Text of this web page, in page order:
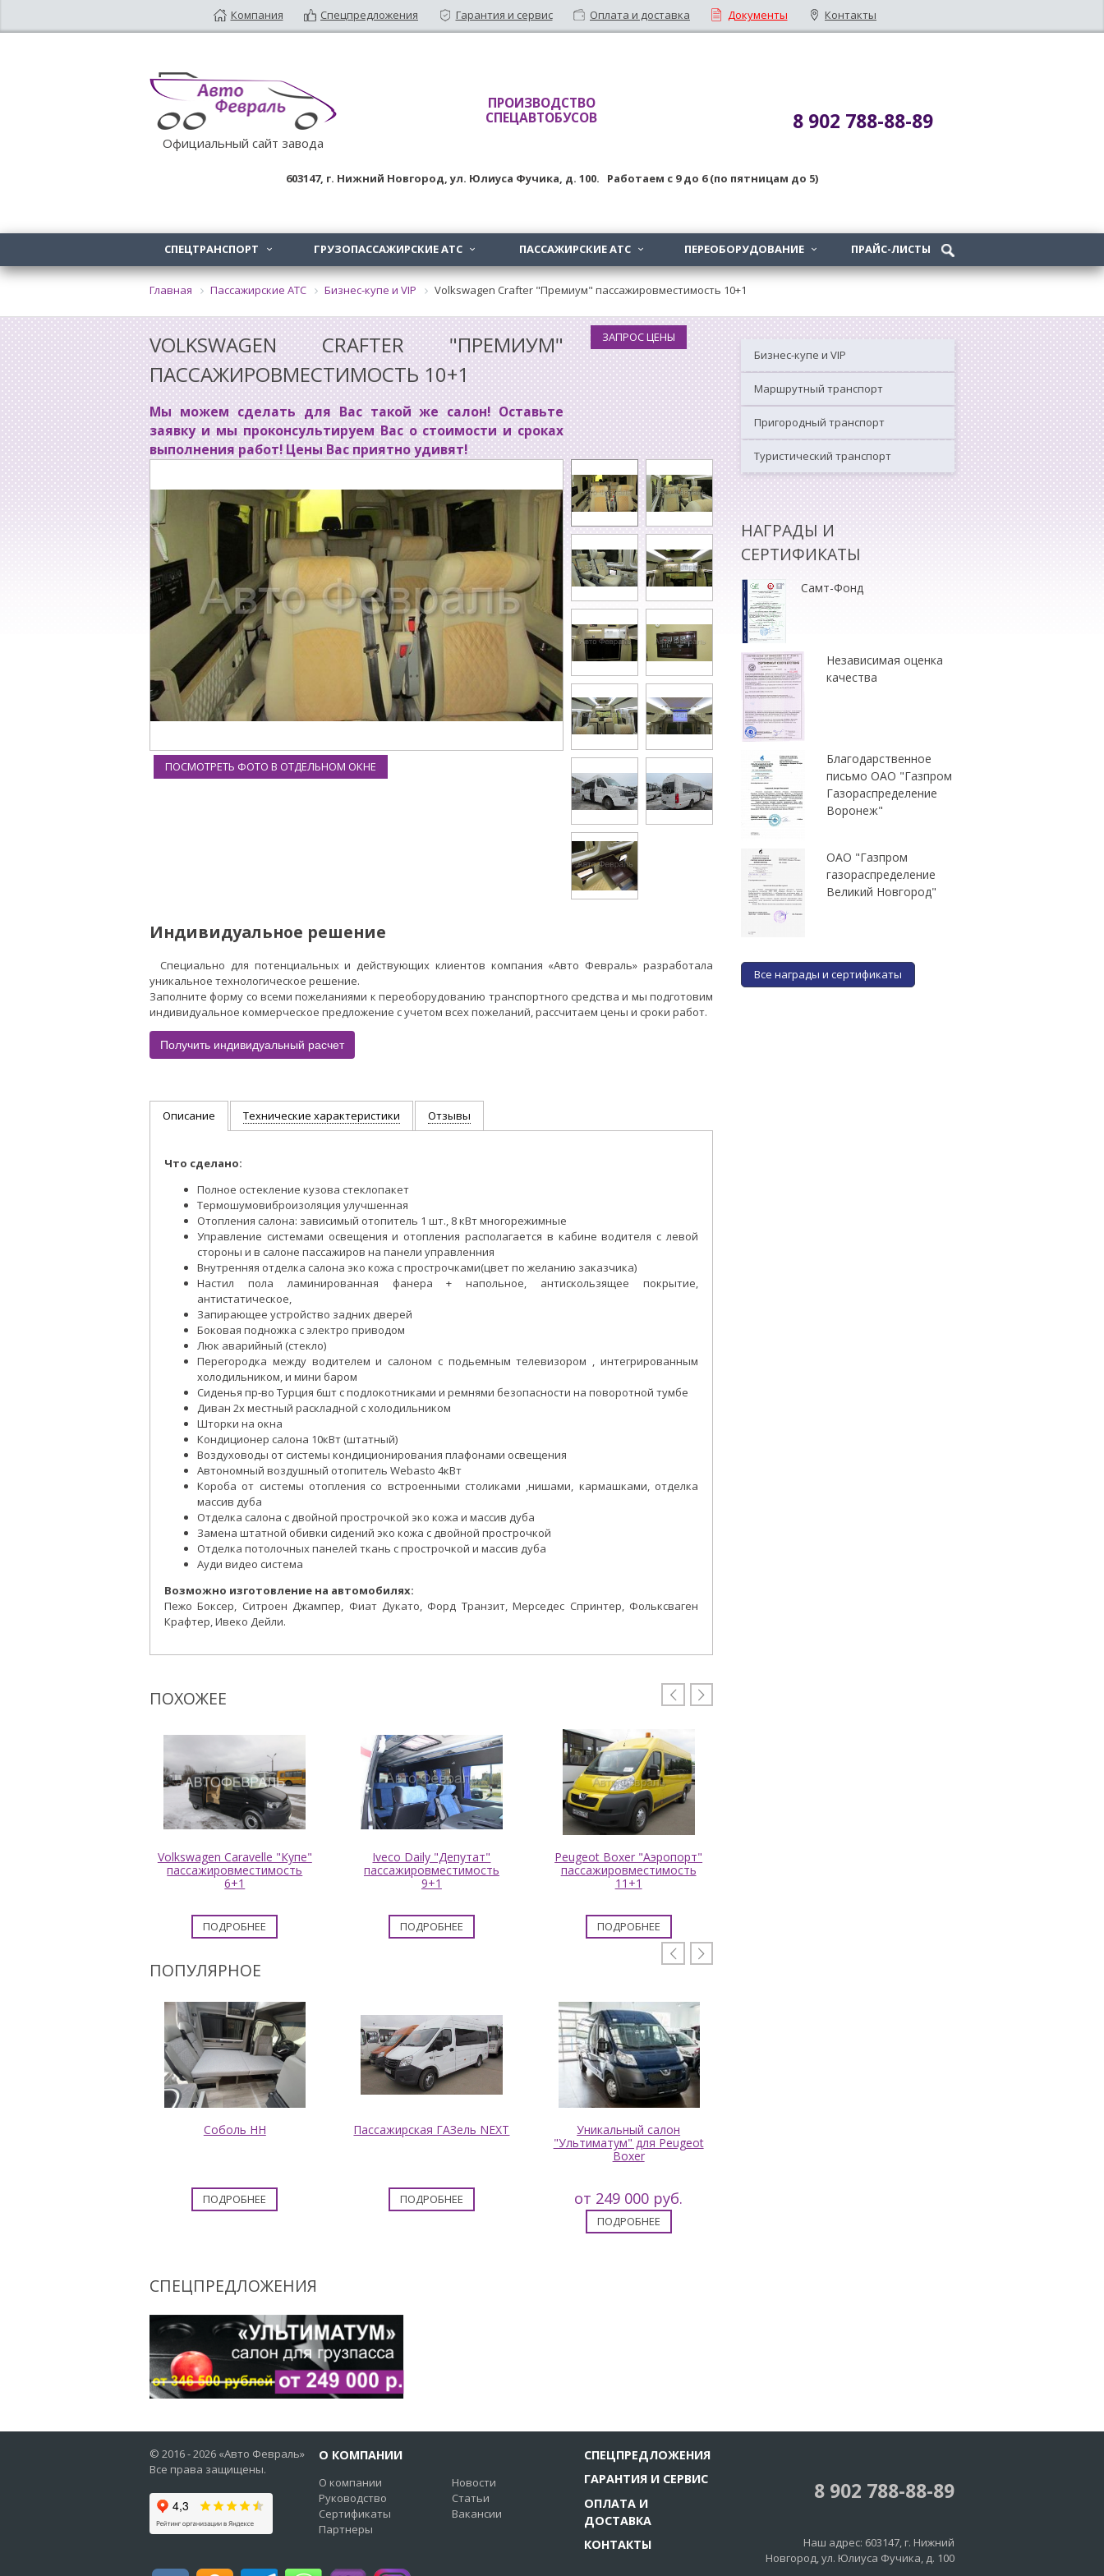
Компания Спецпредложения Гарантия и сервис Оплата и доставка Документы Контакты
Официальный сайт завода
ПРОИЗВОДСТВО
СПЕЦАВТОБУСОВ
8 902 788-88-89
603147, г. Нижний Новгород,ул. Юлиуса Фучика, д. 100. Работаем с 9до 6 (по пятницам до 5)
СПЕЦТРАНСПОРТ  ГРУЗОПАССАЖИРСКИЕ АТС  ПАССАЖИРСКИЕ АТС  ПЕРЕОБОРУДОВАНИЕ  ПРАЙС-ЛИСТЫ
Главная Пассажирские АТС Бизнес-купе и VIP Volkswagen Crafter "Премиум" пассажировместимость 10+1
Бизнес-купе и VIP
Маршрутный транспорт
Пригородный транспорт
Туристический транспорт
НАГРАДЫ И
СЕРТИФИКАТЫ
Самт-Фонд
Независимая оценка
качества
Благодарственное
письмо ОАО "Газпром
Газораспределение
Воронеж"
ОАО "Газпром
газораспределение
Великий Новгород"
Все награды и сертификаты
VOLKSWAGEN CRAFTER "ПРЕМИУМ"
ПАССАЖИРОВМЕСТИМОСТЬ 10+1
Мы можем сделать для Вас такой же салон! Оставьте
заявку и мы проконсультируем Вас о стоимости и сроках
выполнения работ! Цены Вас приятно удивят!
ЗАПРОС ЦЕНЫ
ПОСМОТРЕТЬ ФОТО В ОТДЕЛЬНОМ ОКНЕ
Индивидуальное решение
Специально для потенциальных и действующих клиентов компания «Авто Февраль» разработала
уникальное технологическое решение.
Заполните форму со всеми пожеланиями к переоборудованию транспортного средства и мы подготовим
индивидуальное коммерческое предложение с учетом всех пожеланий, рассчитаем цены и сроки работ.
Получить индивидуальный расчет
Описание Технические характеристики Отзывы
Что сделано:
Полное остекление кузова стеклопакет
Термошумовиброизоляция улучшенная
Отопления салона: зависимый отопитель 1 шт., 8 кВт многорежимные
Управление системами освещения и отопления располагается в кабине водителя с левой
стороны и в салоне пассажиров на панели управленния
Внутренняя отделка салона эко кожа с прострочками(цвет по желанию заказчика)
Настил пола ламинированная фанера + напольное, антискользящее покрытие,
антистатическое,
Запирающее устройство задних дверей
Боковая подножка с электро приводом
Люк аварийный (стекло)
Перегородка между водителем и салоном с подьемным телевизором , интегрированным
холодильником, и мини баром
Сиденья пр-во Турция 6шт с подлокотниками и ремнями безопасности на поворотной тумбе
Диван 2х местный раскладной с холодильником
Шторки на окна
Кондиционер салона 10кВт (штатный)
Воздуховоды от системы кондиционирования плафонами освещения
Автономный воздушный отопитель Webasto 4кВт
Короба от системы отопления со встроенными столиками ,нишами, кармашками, отделка
массив дуба
Отделка салона с двойной прострочкой эко кожа и массив дуба
Замена штатной обивки сидений эко кожа с двойной прострочкой
Отделка потолочных панелей ткань с прострочкой и массив дуба
Ауди видео система
Возможно изготовление на автомобилях:
Пежо Боксер, Ситроен Джампер, Фиат Дукато, Форд Транзит, Мерседес Спринтер, Фольксваген
Крафтер, Ивеко Дейли.
 
ПОХОЖЕЕ
Volkswagen Caravelle "Купе"
пассажировместимость
6+1
ПОДРОБНЕЕ
Iveco Daily "Депутат"
пассажировместимость
9+1
ПОДРОБНЕЕ
Peugeot Boxer "Аэропорт"
пассажировместимость
11+1
ПОДРОБНЕЕ
 
ПОПУЛЯРНОЕ
Соболь НН
ПОДРОБНЕЕ
Пассажирская ГАЗель NEXT
ПОДРОБНЕЕ
Уникальный салон
"Ультиматум" для Peugeot
Boxer
от 249 000 руб.
ПОДРОБНЕЕ
СПЕЦПРЕДЛОЖЕНИЯ
© 2016 -2026 «Авто Февраль»
Все права защищены.
О КОМПАНИИ
О компании
Руководство
Сертификаты
Партнеры
Новости
Статьи
Вакансии
СПЕЦПРЕДЛОЖЕНИЯ
ГАРАНТИЯ И СЕРВИС
ОПЛАТА И
ДОСТАВКА
КОНТАКТЫ
8 902 788-88-89
Наш адрес: 603147, г. Нижний
Новгород,ул. Юлиуса Фучика, д. 100